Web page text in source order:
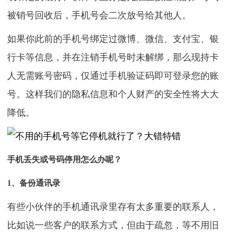
被销号回收后，手机号会二次放号给其他人。
如果你此前的手机号绑定过微博、微信、支付宝、银
行卡等信息，并在注销手机号时未解绑，那么现持卡
人无需账号密码，仅通过手机验证码即可登录您的账
号。这样我们的隐私信息和个人财产的安全性将大大
降低。
手机丢失或号码停用怎么办呢？
1、备份通讯录
有些小伙伴的手机通讯录里存有太多重要的联系人，
比如说一些客户的联系方式，但由于疏忽，等不用旧